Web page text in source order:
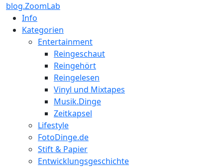
blog.ZoomLab
Info
Kategorien
Entertainment
Reingeschaut
Reingehört
Reingelesen
Vinyl und Mixtapes
Musik.Dinge
Zeitkapsel
Lifestyle
FotoDinge.de
Stift & Papier
Entwicklungsgeschichte